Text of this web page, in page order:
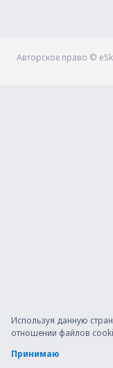
Авторское право ©
Используя данную
отношении файлов
Принимаю